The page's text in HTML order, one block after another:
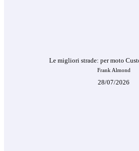
Le migliori strade: per moto
Frank Almond
28/07/2026